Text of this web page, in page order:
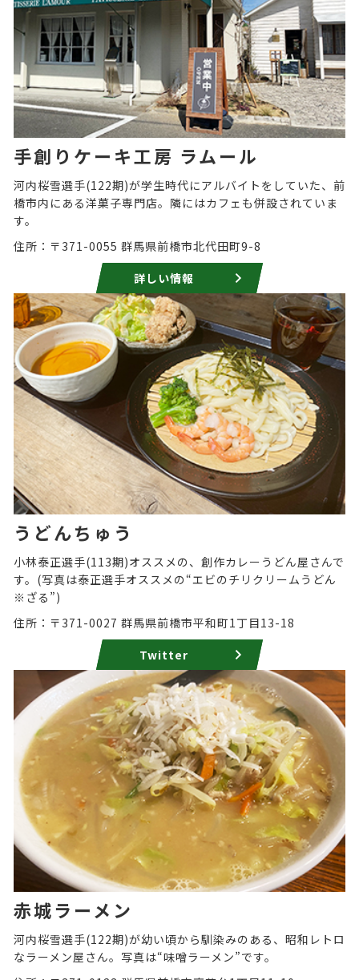
手創りケーキ工房 ラムール
河内桜雪選手(122期)が学生時代にアルバイトをしていた、前
橋市内にある洋菓子専門店。隣にはカフェも併設されていま
す。
住所：〒371-0055 群馬県前橋市北代田町9-8
詳しい情報
うどんちゅう
小林泰正選手(113期)オススメの、創作カレーうどん屋さんで
す。(写真は泰正選手オススメの“エビのチリクリームうどん
※ざる”)
住所：〒371-0027 群馬県前橋市平和町1丁目13-18
Twitter
赤城ラーメン
河内桜雪選手(122期)が幼い頃から馴染みのある、昭和レトロ
なラーメン屋さん。写真は“味噌ラーメン”です。